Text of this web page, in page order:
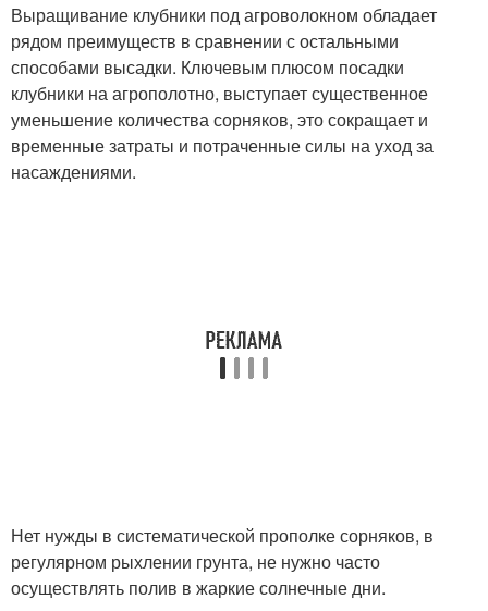
Выращивание клубники под агроволокном обладает
рядом преимуществ в сравнении с остальными
способами высадки. Ключевым плюсом посадки
клубники на агрополотно, выступает существенное
уменьшение количества сорняков, это сокращает и
временные затраты и потраченные силы на уход за
насаждениями.
Нет нужды в систематической прополке сорняков, в
регулярном рыхлении грунта, не нужно часто
осуществлять полив в жаркие солнечные дни.